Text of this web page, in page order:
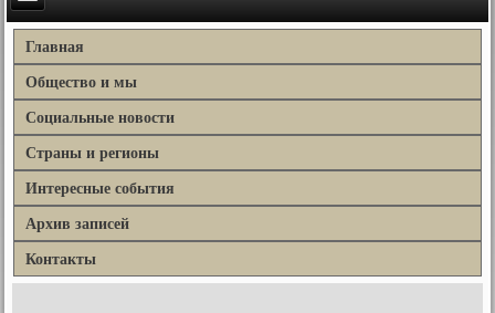
Главная
Общество и мы
Социальные новости
Страны и регионы
Интересные события
Архив записей
Контакты